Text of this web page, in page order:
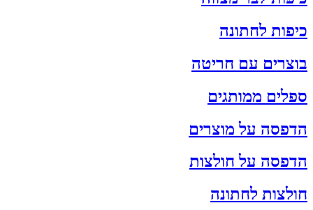
כיפות לחתונה
בוצרים עם חריטה
ספלים ממותגים
הדפסה על מוצרים
הדפסה על חולצות
חולצות לחתונה